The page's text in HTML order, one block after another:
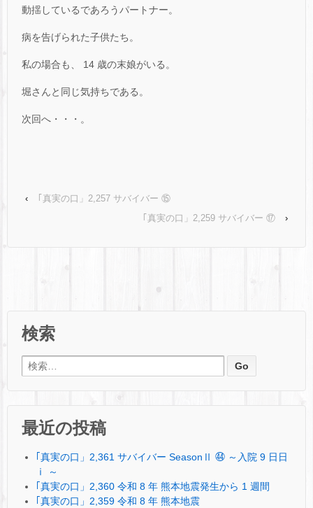
動揺しているであろうパートナー。
病を告げられた子供たち。
私の場合も、 14 歳の末娘がいる。
堀さんと同じ気持ちである。
次回へ・・・。
‹
｢真実の口」2,257 サバイバー ⑮
｢真実の口」2,259 サバイバー ⑰
›
検索
検索:
最近の投稿
｢真実の口」2,361 サバイバー SeasonⅡ ㊹ ～入院 9 日日
ⅰ ～
｢真実の口」2,360 令和 8 年 熊本地震発生から 1 週間
｢真実の口」2,359 令和 8 年 熊本地震